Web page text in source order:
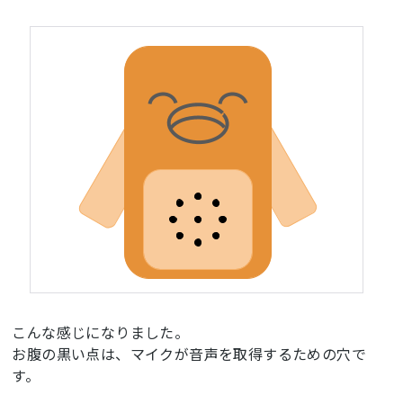
こんな感じになりました。
お腹の黒い点は、マイクが音声を取得するための穴で
す。